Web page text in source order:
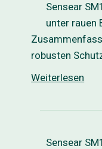
Sensear
unter rauen
robusten
Weiterlesen
Sensear